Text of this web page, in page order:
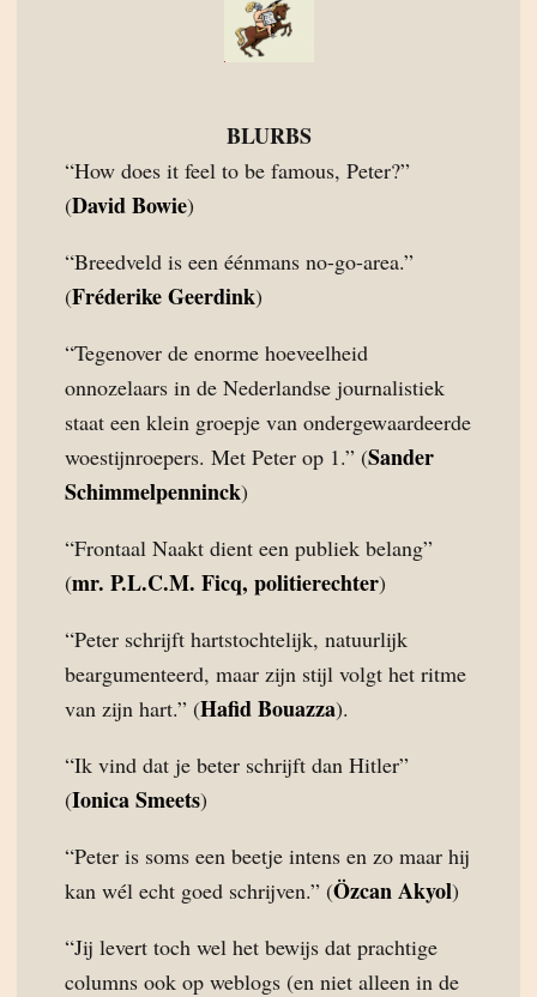
BLURBS
“How does it feel to be famous, Peter?”
(David Bowie)
“Breedveld is een éénmans no-go-area.”
(Fréderike Geerdink)
“Tegenover de enorme hoeveelheid
onnozelaars in de Nederlandse journalistiek
staat een klein groepje van ondergewaardeerde
woestijnroepers. Met Peter op 1.” (Sander
Schimmelpenninck)
“Frontaal Naakt dient een publiek belang”
(mr. P.L.C.M. Ficq, politierechter)
“Peter schrijft hartstochtelijk, natuurlijk
beargumenteerd, maar zijn stijl volgt het ritme
van zijn hart.” (Hafid Bouazza).
“Ik vind dat je beter schrijft dan Hitler”
(Ionica Smeets)
“Peter is soms een beetje intens en zo maar hij
kan wél echt goed schrijven.” (Özcan Akyol)
“Jij levert toch wel het bewijs dat prachtige
columns ook op weblogs (en niet alleen in de